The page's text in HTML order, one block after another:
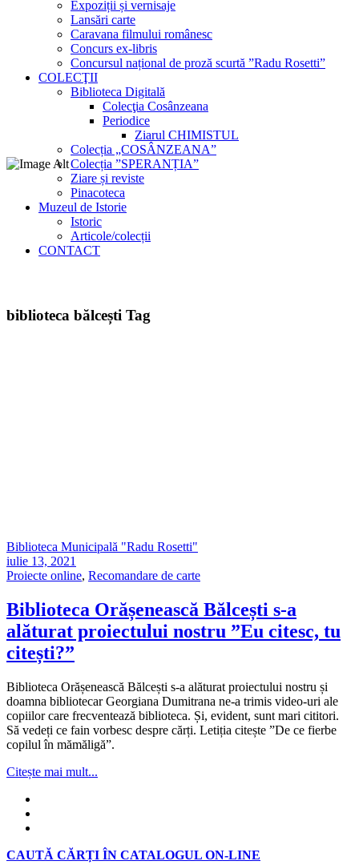
Expoziții și vernisaje
Lansări carte
Caravana filmului românesc
Concurs ex-libris
Concursul național de proză scurtă ”Radu Rosetti”
COLECŢII
Biblioteca Digitală
Colecţia Cosânzeana
Periodice
Ziarul CHIMISTUL
Colecția „COSÂNZEANA”
Colecția ”SPERANȚIA”
Ziare și reviste
Pinacoteca
Muzeul de Istorie
Istoric
Articole/colecții
CONTACT
biblioteca bălcești Tag
Biblioteca Municipală "Radu Rosetti"
iulie 13, 2021
Proiecte online, Recomandare de carte
Biblioteca Orășenească Bălcești s-a
alăturat proiectului nostru ”Eu citesc, tu
citești?”
Biblioteca Orășenească Bălcești s-a alăturat proiectului nostru și
doamna bibliotecar Georgiana Dumitrana ne-a trimis video-uri ale
copiilor care frecventează biblioteca. Și, evident, sunt mari cititori.
Să vedeți ce fain vorbesc despre cărți. Letiția citește ”De ce fierbe
copilul în mămăligă”.
Citește mai mult...
CAUTĂ CĂRȚI ÎN CATALOGUL ON-LINE